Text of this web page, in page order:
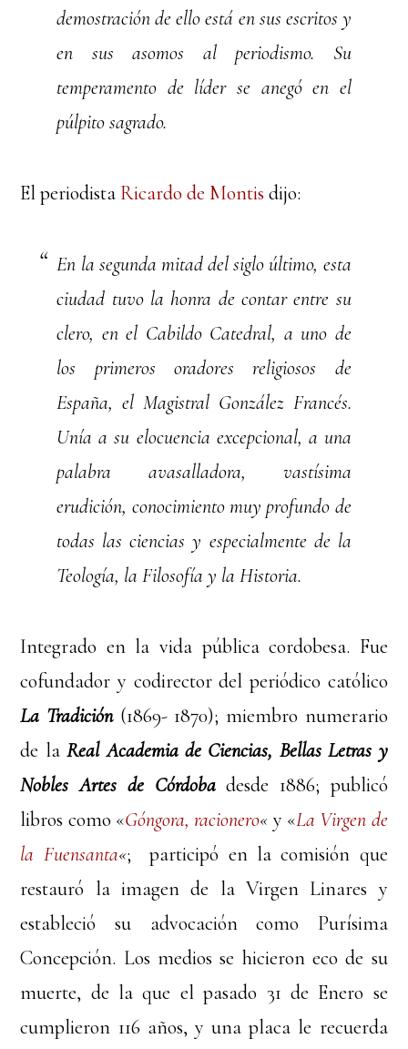
demostración de ello está en sus escritos y
en sus asomos al periodismo. Su
temperamento de líder se anegó en el
púlpito sagrado.
El periodista Ricardo de Montisdijo:
En la segunda mitad del siglo último, esta
ciudad tuvo la honra de contar entre su
clero, en el Cabildo Catedral, a uno de
los primeros oradores religiosos de
España, el Magistral González Francés.
Unía a su elocuencia excepcional, a una
palabra avasalladora, vastísima
erudición, conocimiento muy profundo de
todas las ciencias y especialmente de la
Teología, la Filosofía y la Historia.
Integrado en la vida pública cordobesa. Fue
cofundador y codirector del periódico católico
La Tradición(1869- 1870); miembro numerario
de laReal Academia de Ciencias, Bellas Letras y
Nobles Artes de Córdobadesde 1886; publicó
libros como «Góngora, racionero« y «La Virgen de
la Fuensanta«; participó en la comisión que
restauró la imagen de la Virgen Linares y
estableció su advocación como Purísima
Concepción. Los medios se hicieron eco de su
muerte, de la que el pasado 31 de Enero se
cumplieron 116 años, y una placa le recuerda